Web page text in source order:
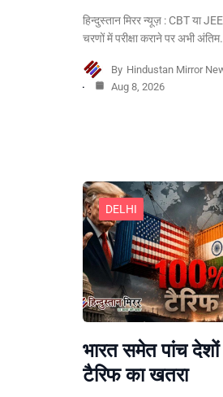
हिन्दुस्तान मिरर न्यूज़ : CBT या
चरणों में परीक्षा कराने पर अभी
By Hindustan Mirror
Aug 8, 2026
DELHI
भारत समेत पांच
टैरिफ का खतरा